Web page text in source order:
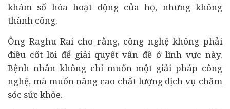
khám số hóa hoạt động của họ, nhưng không
thành công.
Ông Raghu Rai cho rằng, công nghệ không phải
điều cốt lõi để giải quyết vấn đề ở lĩnh vực này.
Bệnh nhân không chỉ muốn một giải pháp công
nghệ, mà muốn nâng cao chất lượng dịch vụ chăm
sóc sức khỏe.